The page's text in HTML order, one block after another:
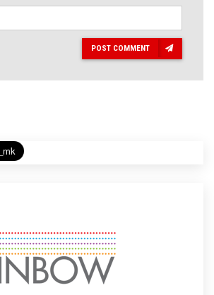
POST COMMENT